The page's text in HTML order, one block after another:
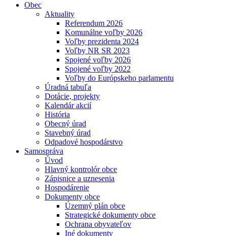
Obec
Aktuality
Referendum 2026
Komunálne voľby 2026
Voľby prezidenta 2024
Voľby NR SR 2023
Spojené voľby 2026
Spojené voľby 2022
Voľby do Európskeho parlamentu
Úradná tabuľa
Dotácie, projekty
Kalendár akcií
História
Obecný úrad
Stavebný úrad
Odpadové hospodárstvo
Samospráva
Úvod
Hlavný kontrolór obce
Zápisnice a uznesenia
Hospodárenie
Dokumenty obce
Územný plán obce
Strategické dokumenty obce
Ochrana obyvateľov
Iné dokumenty